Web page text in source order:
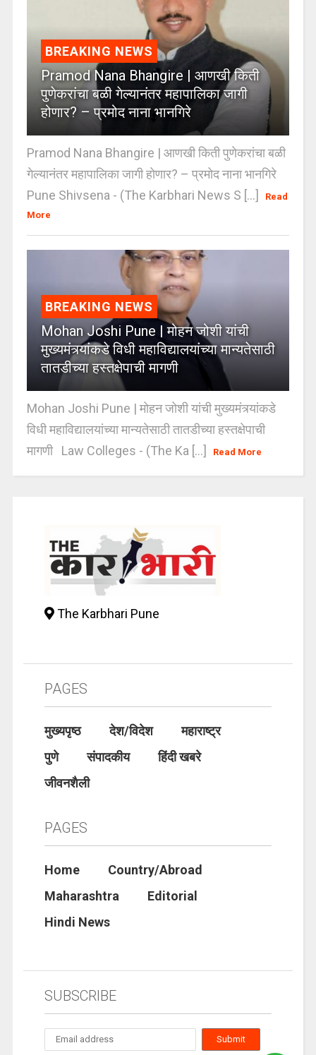
BREAKING NEWS
Pramod Nana Bhangire | आणखी किती
पुणेकरांचा बळी गेल्यानंतर महापालिका जागी
होणार? – प्रमोद नाना भानगिरे
Pramod Nana Bhangire | आणखी किती पुणेकरांचा बळी
गेल्यानंतर महापालिका जागी होणार? – प्रमोद नाना भानगिरे
Pune Shivsena - (The Karbhari News S [...]
Read
More
BREAKING NEWS
Mohan Joshi Pune | मोहन जोशी यांची
मुख्यमंत्र्यांकडे विधी महाविद्यालयांच्या मान्यतेसाठी
तातडीच्या हस्तक्षेपाची मागणी
Mohan Joshi Pune | मोहन जोशी यांची मुख्यमंत्र्यांकडे
विधी महाविद्यालयांच्या मान्यतेसाठी तातडीच्या हस्तक्षेपाची
मागणी Law Colleges - (The Ka [...]
Read More
The Karbhari Pune
PAGES
मुख्यपृष्ठ देश/विदेश
महाराष्ट्र
पुणे
संपादकीय
हिंदी खबरे
जीवनशैली
PAGES
Home
Country/Abroad
Maharashtra
Editorial
Hindi News
SUBSCRIBE